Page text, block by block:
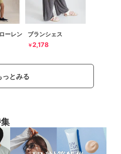
ーレン ブランシェス
￥2,178
っとみる